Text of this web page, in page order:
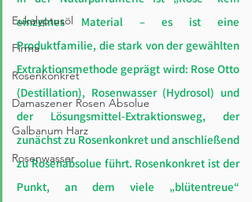
Eukalyptusöl
Firma
Rosenkonkret
Damaszener Rosen Absolue
Galbanum Harz
Rosenwasser
einzelnes Material – es ist eine
Produktfamilie, die stark von der gewählten
Extraktionsmethode geprägt wird: Rose Otto
(Destillation), Rosenwasser (Hydrosol) und
der Lösungsmittel-Extraktionsweg, der
zunächst zu Rosenkonkret und anschließend
zu Rosenabsolue führt. Rosenkonkret ist der
Punkt, an dem viele „blütentreue“